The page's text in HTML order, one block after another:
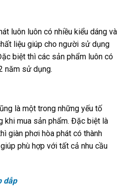
luôn luôn có nhiều kiểu dáng và
liệu giúp cho người sử dụng
biệt thì các sản phẩm luôn có
năm sử dụng.
là một trong những yếu tố
khi mua sản phẩm. Đặc biệt là
giàn phơi hòa phát có thành
phù hợp với tất cả nhu cầu
dẫp